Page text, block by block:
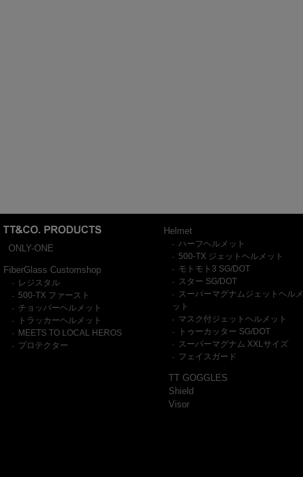
ONLY-ONE
FiberGlass Customshop
- レジスタル
- 500-TX ファースト
- チョッパーヘルメット
- トラッカーヘルメット
- MEETS TO LOCAL HEROS
- プロテクター
Helmet
- ハーフヘルメット
- 500-TX ジェットヘルメット
- モトモト3 SG/DOT
- スター SG/DOT
-
スーパーマグナムジェットヘルメ
ット
- マスク付ジェットヘルメット
- トゥーカッター SG/DOT
- スーパーマグナム XXLサイズ
- フェイスガード
TT GOGGLES
Shield
Visor